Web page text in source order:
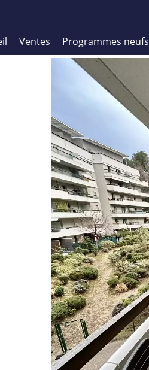
Ventes Programmes neufs